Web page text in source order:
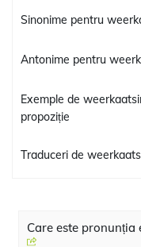
Sinonime pentru
Antonime pentru
Exemple de
propoziție
Traduceri de
Care este